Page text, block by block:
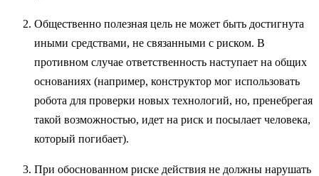
Общественно полезная цель не может быть достигнута
иными средствами, не связанными с риском. В
противном случае ответствен­ность наступает на общих
основаниях (например, конструктор мог ис­пользовать
робота для проверки новых технологий, но, пренебрегая
та­кой возможностью, идет на риск и посылает человека,
который поги­бает).
При обоснованном риске действия не должны нарушать